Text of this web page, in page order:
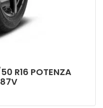
R16 POTENZA